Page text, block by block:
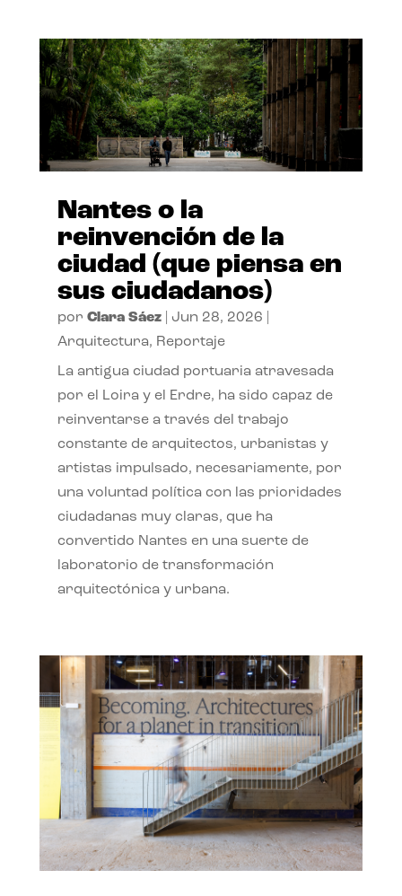
Nantes o la
reinvención de la
ciudad (que piensa en
sus ciudadanos)
por Clara Sáez| Jun 28, 2026
Arquitectura, Reportaje
La antigua ciudad portuaria atravesada
por el Loira y el Erdre, ha sido capaz de
reinventarse a través del trabajo
constante de arquitectos, urbanistas y
artistas impulsado, necesariamente, por
una voluntad política con las prioridades
ciudadanas muy claras, que ha
convertido Nantes en una suerte de
laboratorio de transformación
arquitectónica y urbana.